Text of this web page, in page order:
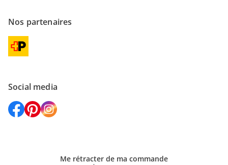
Nos partenaires
Social media
Me rétracter de ma commande